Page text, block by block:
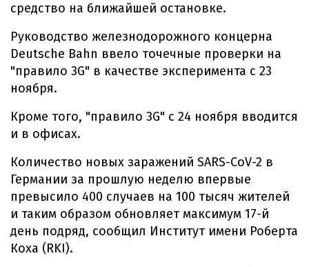
средство на ближайшей остановке.
Руководство железнодорожного концерна
Deutsche Bahn ввело точечные проверки на
"правило 3G" в качестве эксперимента с 23
ноября.
Кроме того, "правило 3G" с 24 ноября вводится
и в офисах.
Количество новых заражений SARS-CoV-2 в
Германии за прошлую неделю впервые
превысило 400 случаев на 100 тысяч жителей
и таким образом обновляет максимум 17-й
день подряд, сообщил Институт имени Роберта
Коха (RKI).